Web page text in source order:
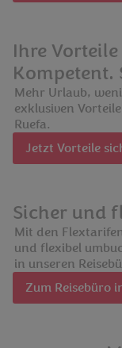
Ihre
Kompetent.
Mehr Urlaub,
exklusiven
Ruefa.
Jetzt Vorteile
Sicher und
Mit den
und flexibel
in unseren
Zum Reisebüro